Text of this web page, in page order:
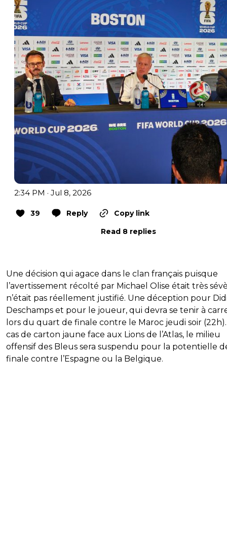
2:34 PM · Jul 8, 2026
39 Reply
Copy link
Read 8 replies
Une décision qui agace dans le clan français puisque
l’avertissement récolté par Michael Olise était très
n’était pas réellement justifié. Une déception pour
Deschamps et pour le joueur, qui devra se tenir à
lors du quart de finale contre le Maroc jeudi soir
cas de carton jaune face aux Lions de l’Atlas, le milieu
offensif des Bleus sera suspendu pour la potentielle
finale contre l’Espagne ou la Belgique.